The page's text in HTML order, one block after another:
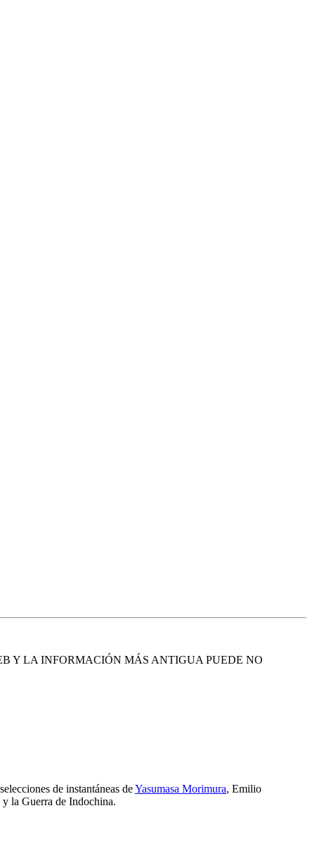
Y LA INFORMACIÓN MÁS ANTIGUA PUEDE NO
de instantáneas deYasumasa Morimura, Emilio
la Guerra de Indochina.